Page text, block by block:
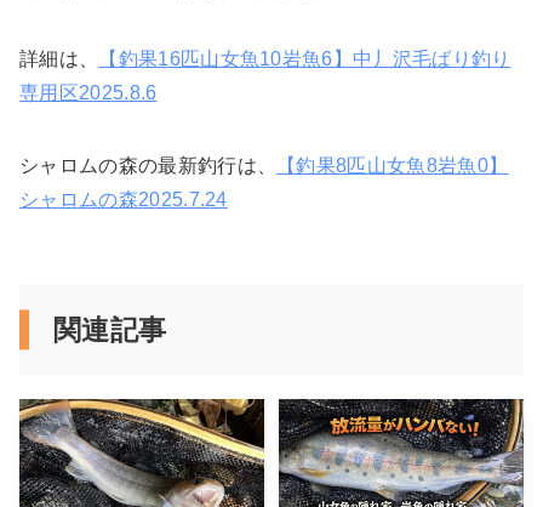
詳細は、
【釣果16匹山女魚10岩魚6】中丿沢毛ばり釣り
専用区2025.8.6
シャロムの森の最新釣行は、
【釣果8匹山女魚8岩魚0】
シャロムの森2025.7.24
関連記事